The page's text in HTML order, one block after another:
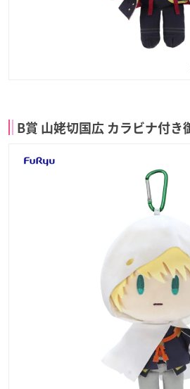
B賞 山姥切国広 カラビナ付き